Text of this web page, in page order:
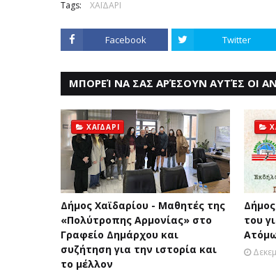
Tags: ΧΑΪΔΑΡΙ
Facebook Twitter
ΜΠΟΡΕΊ ΝΑ ΣΑΣ ΑΡΈΣΟΥΝ ΑΥΤΈΣ ΟΙ
ΧΑΪΔΑΡΙ
Δήμος Χαϊδαρίου - Μαθητές της
«Πολύτροπης Αρμονίας» στο
Γραφείο Δημάρχου και
συζήτηση για την ιστορία και
το μέλλον
του